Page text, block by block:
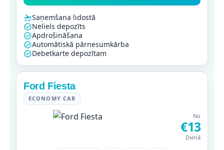
Saņemšana lidostā
Neliels depozīts
Apdrošināšana
Automātiskā pārnesumkārba
Debetkarte depozītam
Ford Fiesta
ECONOMY CAR
No
€13
Dienā